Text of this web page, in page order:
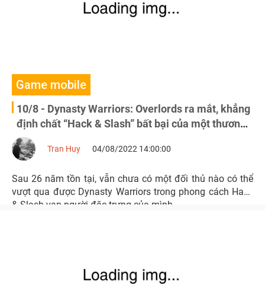
Game mobile
10/8 - Dynasty Warriors: Overlords ra mắt, khẳng
định chất “Hack & Slash” bất bại của một thương
hiệu đình đám
Tran Huy 04/08/2022 14:00:00
Sau 26 năm tồn tại, vẫn chưa có một đối thủ nào có thể
vượt qua được Dynasty Warriors trong phong cách Hack
& Slash vạn người đặc trưng của mình.